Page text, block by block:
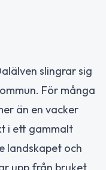
slingrar sig
För många
än en vacker
i ett gammalt
landskapet och
upp från bruket